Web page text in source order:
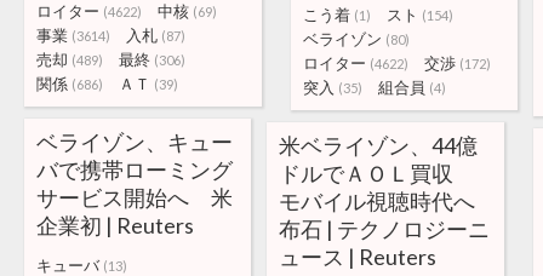
ロイター (4622) 中核 (69)
事業 (3614) 入札 (87)
売却 (489) 最終 (306)
関係 (686) ＡＴ (39)
こう着 (1) スト (154)
ベライゾン (80)
ロイター (4622) 交渉 (172)
突入 (35) 組合員 (4)
ベライゾン、キュー
バで携帯ローミング
サービス開始へ 米
企業初 | Reuters
キューバ (13)
米ベライゾン、44億
ドルでＡＯＬ買収
モバイル視聴時代へ
布石 | テクノロジーニ
ュース | Reuters